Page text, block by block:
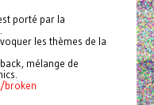
porté par la
les thèmes de la
mélange de
broken